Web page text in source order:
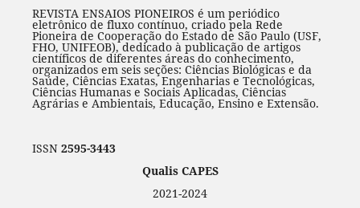
REVISTA ENSAIOS PIONEIROS é um periódico
eletrônico de fluxo contínuo, criado pela Rede
Pioneira de Cooperação do Estado de São Paulo (USF,
FHO, UNIFEOB), dedicado à publicação de artigos
científicos de diferentes áreas do conhecimento,
organizados em seis seções: Ciências Biológicas e da
Saúde, Ciências Exatas, Engenharias e Tecnológicas,
Ciências Humanas e Sociais Aplicadas, Ciências
Agrárias e Ambientais, Educação, Ensino e Extensão.
ISSN 2595-3443
Qualis CAPES
2021-2024